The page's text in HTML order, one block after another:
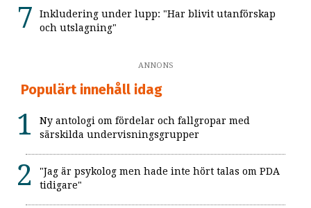
Inkludering under lupp: "Har blivit utanförskap
och utslagning"
ANNONS
Populärt innehåll idag
Ny antologi om fördelar och fallgropar med
särskilda undervisningsgrupper
"Jag är psykolog men hade inte hört talas om PDA
tidigare"